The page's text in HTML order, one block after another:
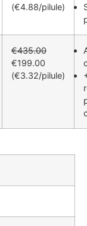
(€4.88/pilule)
€435.00
€199.00
(€3.32/pilule)